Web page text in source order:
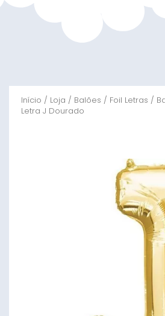
Início / Loja / Balões / Foil Letras /
Letra J Dourado